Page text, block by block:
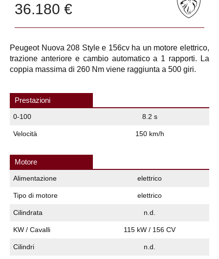
36.180 €
Peugeot Nuova 208 Style e 156cv ha un motore elettrico,
trazione anteriore e cambio automatico a 1 rapporti. La
coppia massima di 260 Nm viene raggiunta a 500 giri.
Prestazioni
0-100 8.2 s
Velocità 150 km/h
Motore
Alimentazione elettrico
Tipo di motore elettrico
Cilindrata n.d.
KW / Cavalli 115 kW / 156 CV
Cilindri n.d.